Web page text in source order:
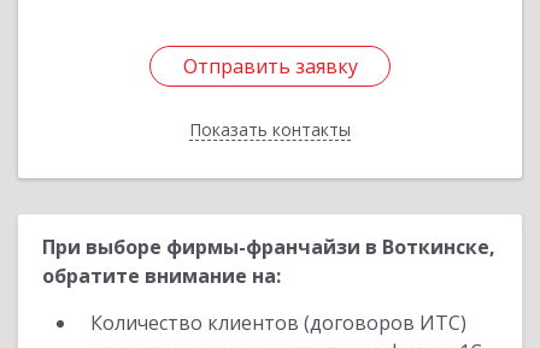
Отправить заявку
Показать контакты
Отправить заявку
Назад
При выборе фирмы-франчайзи в Воткинске,
обратите внимание на:
Количество клиентов (договоров ИТС)